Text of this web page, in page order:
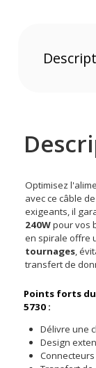
Optimisez
avec ce câble
exigeants, il
240Wpour vos
en spirale offre
tournages,
transfert de
Points forts du
5730 :
Délivre une
Design